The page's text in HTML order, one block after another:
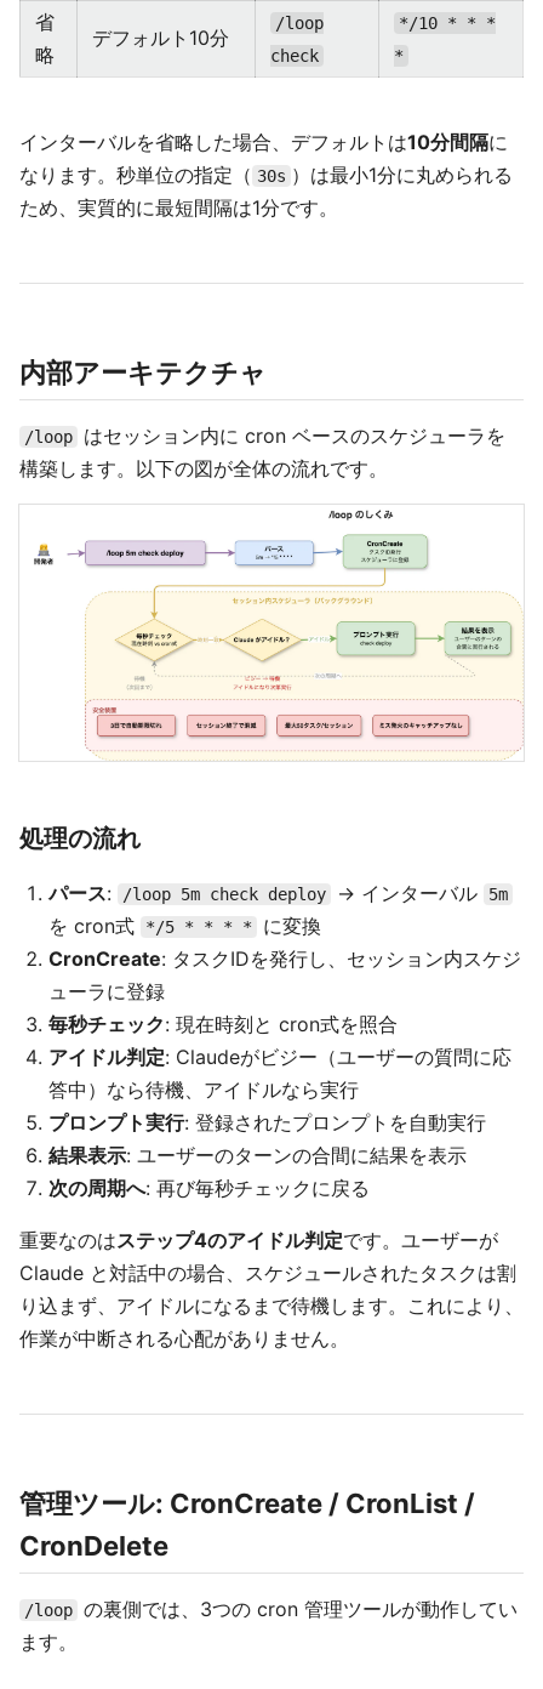
省
略
デフォルト10分
/loop
check
*/10 * * *
*
インターバルを省略した場合、デフォルトは10分間隔に
なります。秒単位の指定（ 30s ）は最小1分に丸められる
ため、実質的に最短間隔は1分です。
内部アーキテクチャ
/loop
はセッション内に cron ベースのスケジューラを
構築します。以下の図が全体の流れです。
処理の流れ
パース: /loop 5m check deploy → インターバル 5m
を cron式 */5 * * * *
に変換
CronCreate: タスクIDを発行し、セッション内スケジ
ューラに登録
毎秒チェック: 現在時刻と cron式を照合
アイドル判定: Claudeがビジー（ユーザーの質問に応
答中）なら待機、アイドルなら実行
プロンプト実行: 登録されたプロンプトを自動実行
結果表示: ユーザーのターンの合間に結果を表示
次の周期へ: 再び毎秒チェックに戻る
重要なのはステップ4のアイドル判定です。ユーザーが
Claude と対話中の場合、スケジュールされたタスクは割
り込まず、アイドルになるまで待機します。これにより、
作業が中断される心配がありません。
管理ツール: CronCreate / CronList /
CronDelete
/loop の裏側では、3つの cron 管理ツールが動作してい
ます。